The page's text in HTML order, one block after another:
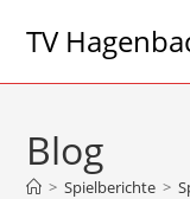
InhaltTV
Blog
> Spielberichte >